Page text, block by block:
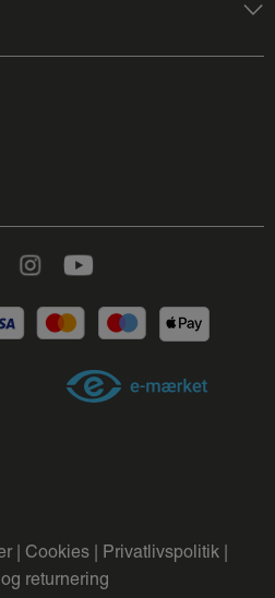
InstagramYoutube
| Cookies | Privatlivspolitik |
returnering